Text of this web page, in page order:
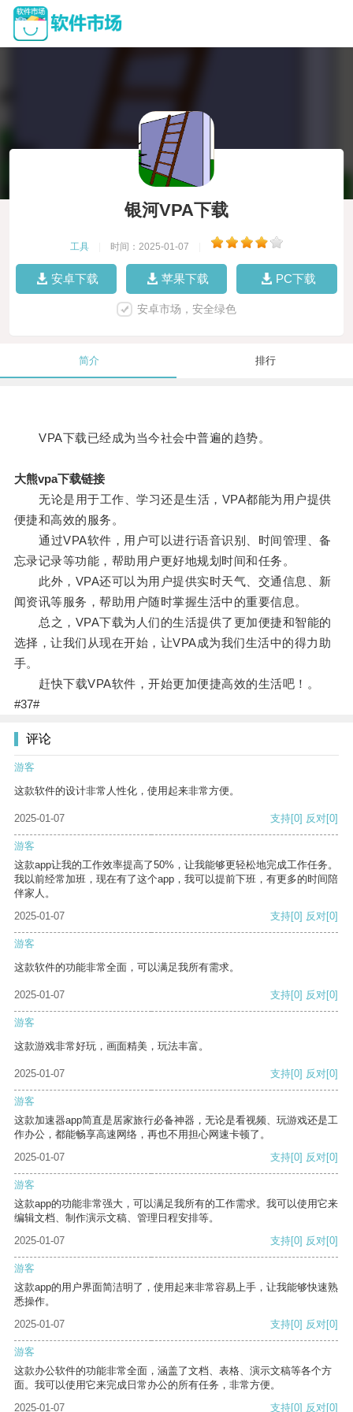
银河VPA下载
工具 时间：2025-01-07
安卓下载 苹果下载 PC下载
安卓市场，安全绿色
简介 排行
VPA下载已经成为当今社会中普遍的趋势。
大熊vpa下载链接
无论是用于工作、学习还是生活，VPA都能为用户提供
便捷和高效的服务。
通过VPA软件，用户可以进行语音识别、时间管理、备
忘录记录等功能，帮助用户更好地规划时间和任务。
此外，VPA还可以为用户提供实时天气、交通信息、新
闻资讯等服务，帮助用户随时掌握生活中的重要信息。
总之，VPA下载为人们的生活提供了更加便捷和智能的
选择，让我们从现在开始，让VPA成为我们生活中的得力助
手。
赶快下载VPA软件，开始更加便捷高效的生活吧！。
#37#
评论
游客
这款软件的设计非常人性化，使用起来非常方便。
2025-01-07 支持[0] 反对[0]
游客
这款app让我的工作效率提高了50%，让我能够更轻松地完成工作任务。
我以前经常加班，现在有了这个app，我可以提前下班，有更多的时间陪
伴家人。
2025-01-07
支持[0] 反对[0]
游客
这款软件的功能非常全面，可以满足我所有需求。
2025-01-07 支持[0] 反对[0]
游客
这款游戏非常好玩，画面精美，玩法丰富。
2025-01-07 支持[0] 反对[0]
游客
这款加速器app简直是居家旅行必备神器，无论是看视频、玩游戏还是工
作办公，都能畅享高速网络，再也不用担心网速卡顿了。
2025-01-07
支持[0] 反对[0]
游客
这款app的功能非常强大，可以满足我所有的工作需求。我可以使用它来
编辑文档、制作演示文稿、管理日程安排等。
2025-01-07
支持[0] 反对[0]
游客
这款app的用户界面简洁明了，使用起来非常容易上手，让我能够快速熟
悉操作。
2025-01-07
支持[0] 反对[0]
游客
这款办公软件的功能非常全面，涵盖了文档、表格、演示文稿等各个方
面。我可以使用它来完成日常办公的所有任务，非常方便。
2025-01-07
支持[0] 反对[0]